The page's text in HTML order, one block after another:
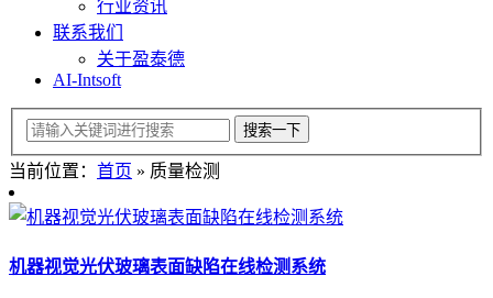
行业资讯
联系我们
关于盈泰德
AI-Intsoft
当前位置： 首页 » 质量检测
机器视觉光伏玻璃表面缺陷在线检测系统